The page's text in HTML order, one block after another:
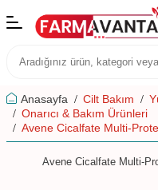
Anasayfa Cilt Bakım
Onarıcı & Bakım Ürünleri
Avene Cicalfate Multi-
Avene Cicalfate Multi-